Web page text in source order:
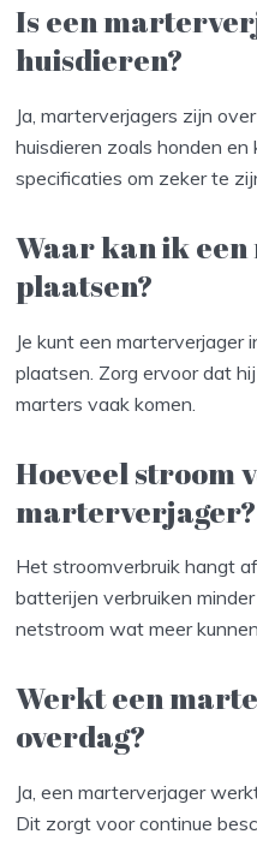
Is een
huisdieren?
Ja, marterverjagers zijn
huisdieren zoals honden
specificaties om zeker te
Waar kan ik
plaatsen?
Je kunt een marterverjager
plaatsen. Zorg ervoor dat
marters vaak komen.
Hoeveel stroom
marterverjager?
Het stroomverbruik hangt
batterijen verbruiken
netstroom wat meer
Werkt een
overdag?
Ja, een marterverjager
Dit zorgt voor continue